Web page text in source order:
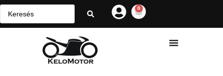
0